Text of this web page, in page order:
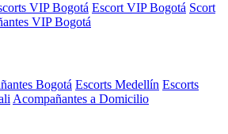
VIP Bogotá Escort VIP Bogotá Scort
VIP Bogotá
Bogotá Escorts Medellín Escorts
Acompañantes a Domicilio